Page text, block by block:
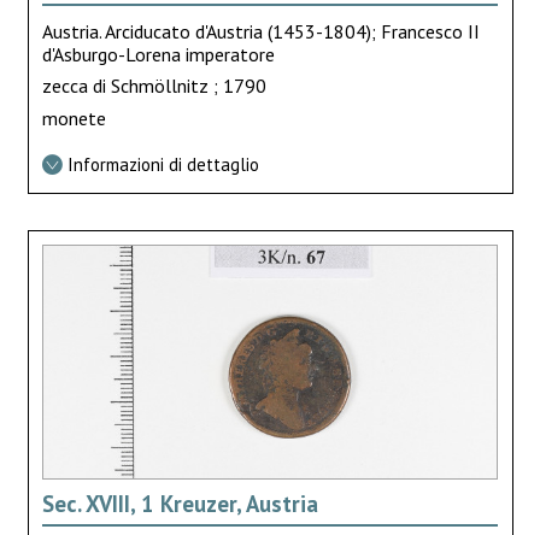
Austria. Arciducato d'Austria (1453-1804); Francesco II
d'Asburgo-Lorena imperatore
zecca di Schmöllnitz ; 1790
monete
Informazioni di dettaglio
Sec. XVIII, 1 Kreuzer, Austria